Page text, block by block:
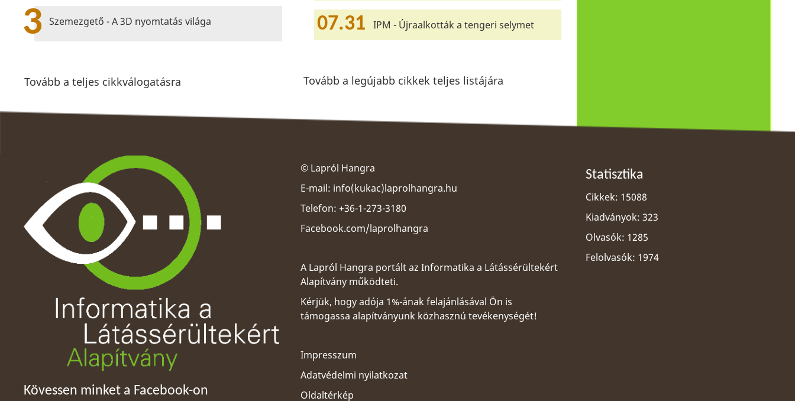
3 Szemezgető - A 3D nyomtatás világa
Tovább a teljes cikkválogatásra
07.31 IPM - Újraalkották a tengeri selymet
Tovább a legújabb cikkek teljes listájára
Kövessen minket a Facebook-on
© Lapról Hangra
E-mail: info(kukac)laprolhangra.hu
Telefon: +36-1-273-3180
Facebook.com/laprolhangra
A Lapról Hangra portált az Informatika a Látássérültekért
Alapítványműködteti.
Kérjük, hogy adója 1%-ának felajánlásával Ön is
támogassa alapítványunk közhasznú tevékenységét!
Impresszum
Adatvédelmi nyilatkozat
Oldaltérkép
Statisztika
Cikkek: 15088
Kiadványok: 323
Olvasók: 1285
Felolvasók: 1974